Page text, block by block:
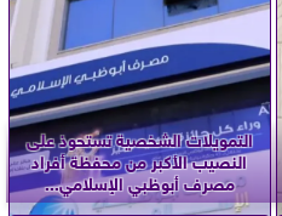
التمويلات الشخصية تستحوذ على
النصيب الأكبر من محفظة أفراد
مصرف أبوظبي الإسلامي...